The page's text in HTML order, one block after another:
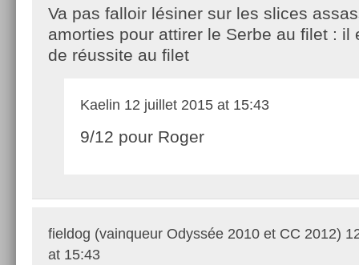
Va pas falloir lésiner sur les slices
amorties pour attirer le Serbe au filet : il
de réussite au filet
Kaelin 12 juillet 2015 at 15:43
9/12 pour Roger
fieldog (vainqueur Odyssée 2010 et CC 2012)
at 15:43